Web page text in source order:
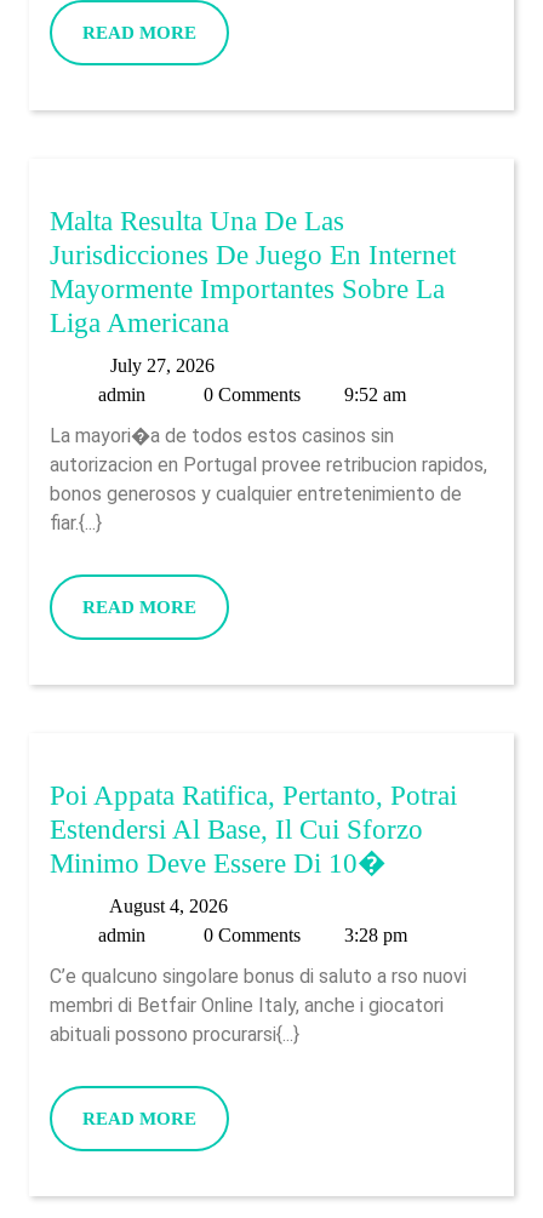
Which
Where
Gambling
Establishment
Payouts
Be
Found
READ MOREREAD
MORE
Malta Resulta Una De Las
Jurisdicciones De Juego En Internet
Mayormente Importantes Sobre La
Liga Americana
Una
Las
Jurisdicciones
En
Internet
Importantes
Liga
Americana
July 27, 2026July
27,
admin 0 Comments 9:52 am
La mayori�a de todos estos casinos sin
autorizacion en Portugal provee retribucion rapidos,
bonos generosos y cualquier entretenimiento de
fiar.{...}
READ MOREREAD
MORE
Poi Appata Ratifica, Pertanto, Potrai
Estendersi Al Base, Il Cui Sforzo
Minimo Deve Essere Di 10�Poi
Ratifica,
Pertanto,
Potrai
Sforzo
August 4, 2026August
4,
admin 0 Comments 3:28 pm
C’e qualcuno singolare bonus di saluto a rso nuovi
membri di Betfair Online Italy, anche i giocatori
abituali possono procurarsi{...}
READ MOREREAD
MORE